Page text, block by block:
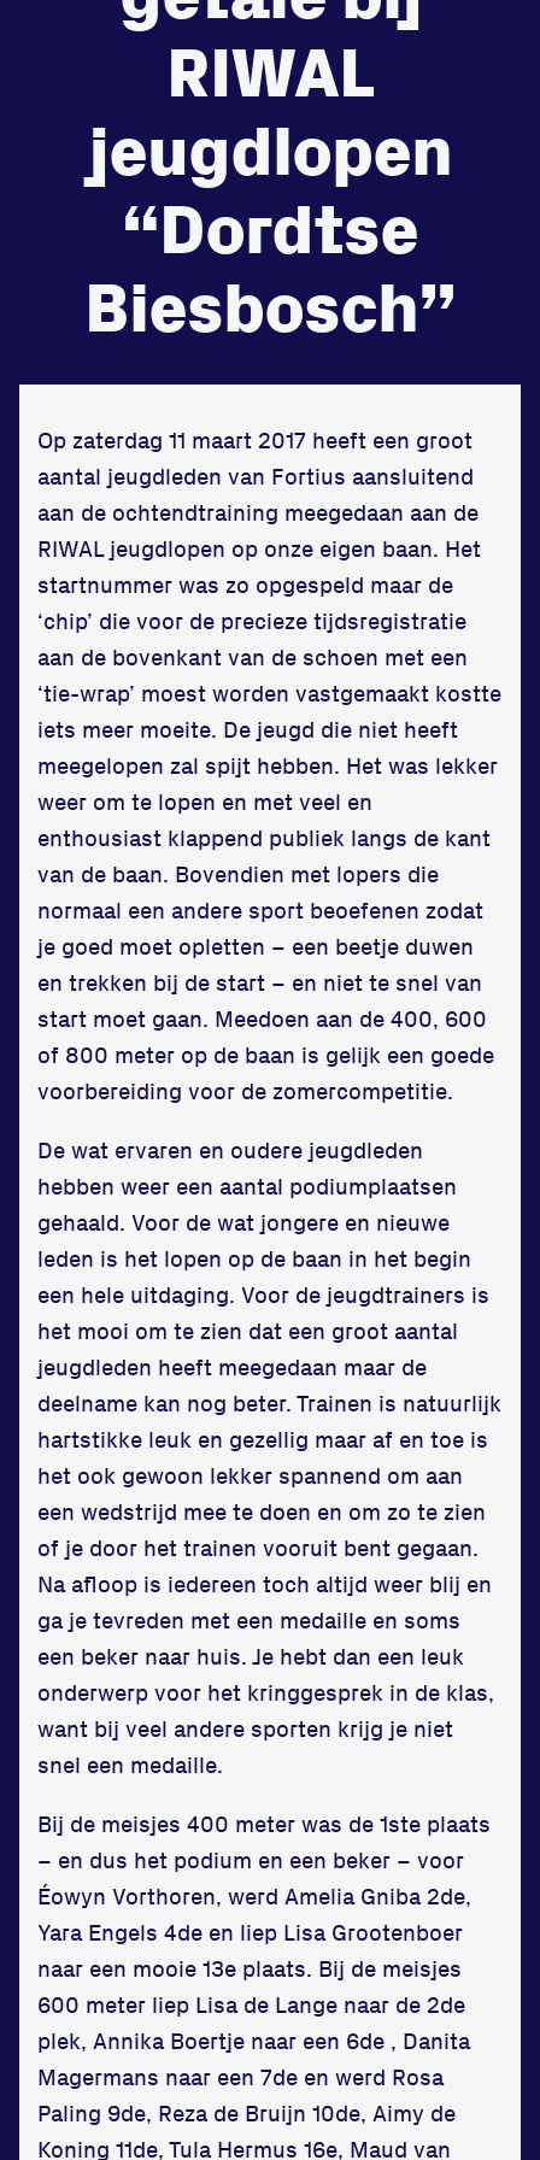
Zet een personal record
in onze gym
Fitness
Updates
Atleten
Vereniging
Contact
Locatie
Sportpark Reeweg
Halmaheiraplein 35
3312 GH Dordrecht
Bekijk locatie
Informatie
Privacy en cookies
Disclaimer
Huisregels
Vraag en contact
RIWAL
jeugdlopen
“Dordtse
Biesbosch”
Op zaterdag 11 maart 2017 heeft een groot
aantal jeugdleden van Fortius aansluitend
aan de ochtendtraining meegedaan aan de
RIWAL jeugdlopen op onze eigen baan. Het
startnummer was zo opgespeld maar de
‘chip’ die voor de precieze tijdsregistratie
aan de bovenkant van de schoen met een
‘tie-wrap’ moest worden vastgemaakt kostte
iets meer moeite. De jeugd die niet heeft
meegelopen zal spijt hebben. Het was lekker
weer om te lopen en met veel en
enthousiast klappend publiek langs de kant
van de baan. Bovendien met lopers die
normaal een andere sport beoefenen zodat
je goed moet opletten – een beetje duwen
en trekken bij de start – en niet te snel van
start moet gaan. Meedoen aan de 400, 600
of 800 meter op de baan is gelijk een goede
voorbereiding voor de zomercompetitie.
De wat ervaren en oudere jeugdleden
hebben weer een aantal podiumplaatsen
gehaald. Voor de wat jongere en nieuwe
leden is het lopen op de baan in het begin
een hele uitdaging. Voor de jeugdtrainers is
het mooi om te zien dat een groot aantal
jeugdleden heeft meegedaan maar de
deelname kan nog beter. Trainen is natuurlijk
hartstikke leuk en gezellig maar af en toe is
het ook gewoon lekker spannend om aan
een wedstrijd mee te doen en om zo te zien
of je door het trainen vooruit bent gegaan.
Na afloop is iedereen toch altijd weer blij en
ga je tevreden met een medaille en soms
een beker naar huis. Je hebt dan een leuk
onderwerp voor het kringgesprek in de klas,
want bij veel andere sporten krijg je niet
snel een medaille.
Bij de meisjes 400 meter was de 1ste plaats
– en dus het podium en een beker – voor
Éowyn Vorthoren, werd Amelia Gniba 2de,
Yara Engels 4de en liep Lisa Grootenboer
naar een mooie 13e plaats. Bij de meisjes
600 meter liep Lisa de Lange naar de 2de
plek, Annika Boertje naar een 6de , Danita
Magermans naar een 7de en werd Rosa
Paling 9de, Reza de Bruijn 10de, Aimy de
Koning 11de, Tula Hermus 16e, Maud van